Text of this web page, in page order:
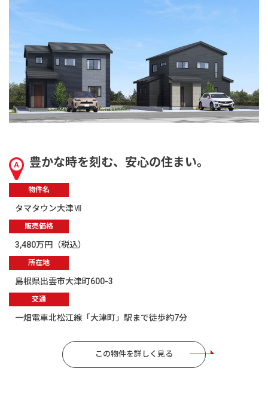
豊かな時を刻む、安心の住まい。
物件名
タマタウン大津Ⅶ
販売価格
3,480万円（税込）
所在地
島根県出雲市大津町600-3
交通
一畑電車北松江線「大津町」駅まで徒歩約7分
この物件を詳しく見る